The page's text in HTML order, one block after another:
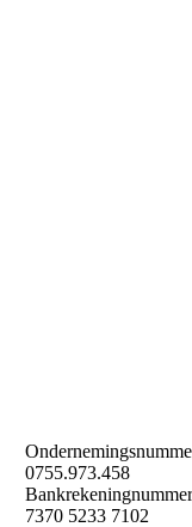
0755.973.458
7370 5233 7102